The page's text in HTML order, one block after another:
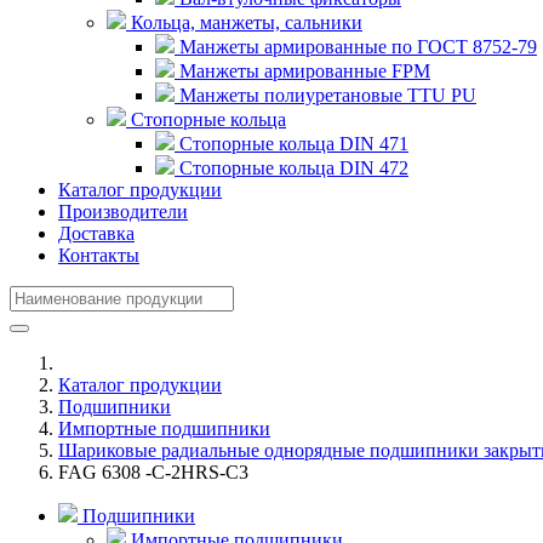
Кольца, манжеты, сальники
Манжеты армированные по ГОСТ 8752-79
Манжеты армированные FPM
Манжеты полиуретановые TTU PU
Стопорные кольца
Стопорные кольца DIN 471
Стопорные кольца DIN 472
Каталог продукции
Производители
Доставка
Контакты
Каталог продукции
Подшипники
Импортные подшипники
Шариковые радиальные однорядные подшипники
FAG 6308 -C-2HRS-C3
Подшипники